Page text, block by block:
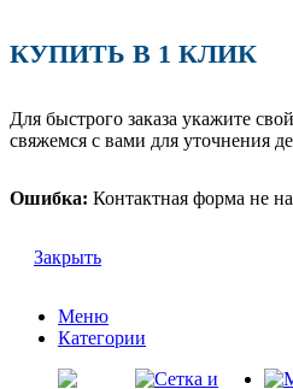
КУПИТЬ В 1 КЛИК
Для быстрого заказа укажите
свяжемся с вами для уточнения
Ошибка: Контактная форма не
Закрыть
Меню
Категории